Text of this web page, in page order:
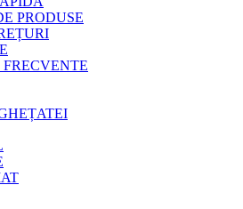
PRODUSE